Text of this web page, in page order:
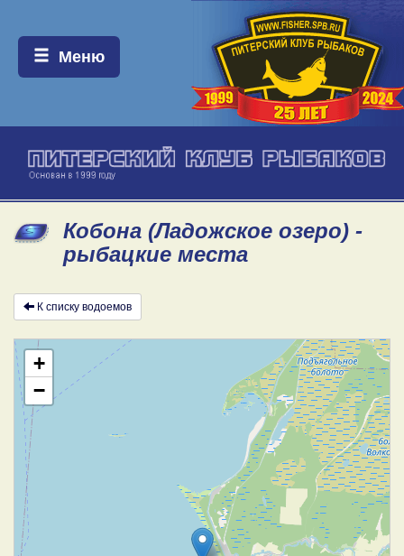
Меню:
Меню
Кобона (Ладожское озеро) -
рыбацкие места
К списку водоемов
+
−